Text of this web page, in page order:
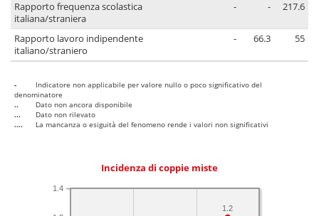
Rapporto frequenza scolastica
italiana/straniera
- - 217.6
Rapporto lavoro indipendente
italiano/straniero
- 66.3 55
-
Indicatore non applicabile per valore nullo o poco significativo del
denominatore
..
Dato non ancora disponibile
...
Dato non rilevato
....
La mancanza o esiguità del fenomeno rende i valori non significativi
Incidenza di coppie miste
1.4
1.2